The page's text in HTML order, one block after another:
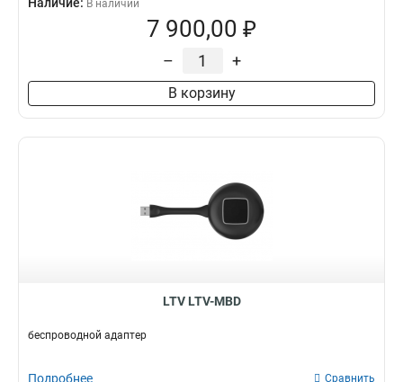
В наличии
7 900,00 ₽
– +
В корзину
LTV LTV-MBD
беспроводной адаптер
Подробнее Сравнить